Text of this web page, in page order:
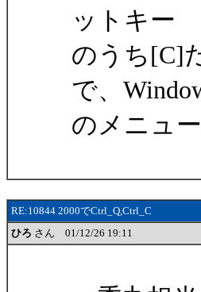
ットキー
のうち[C]
で、
のメニュ
RE:10844 2000でCtrl_Q,Ctrl_C
ひろ さん 01/12/26 19:11